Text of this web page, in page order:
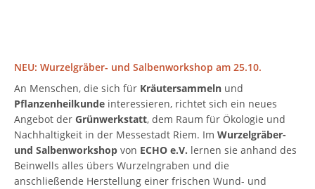
NEU: Wurzelgräber- und Salbenworkshop am 25.10.
An Menschen, die sich für Kräutersammeln und
Pflanzenheilkunde interessieren, richtet sich ein neues
Angebot der Grünwerkstatt, dem Raum für Ökologie und
Nachhaltigkeit in der Messestadt Riem. Im Wurzelgräber-
und Salbenworkshop von ECHO e.V. lernen sie anhand des
Beinwells alles übers Wurzelngraben und die
anschließende Herstellung einer frischen Wund- und